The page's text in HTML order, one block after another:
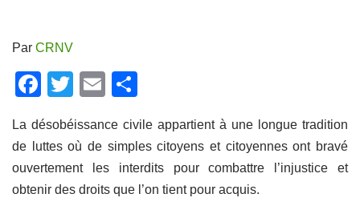
Par CRNV
F
c
e
b
T
tt
er
E
ail ta
g
er
La désobéissance civile appartient à une longue tradition
de luttes où de simples citoyens et citoyennes ont bravé
ouvertement les interdits pour combattre l’injustice et
obtenir des droits que l’on tient pour acquis.